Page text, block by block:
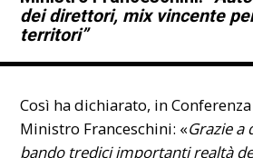
dei direttori, mix vincente
territori”
Così ha dichiarato, in
Ministro Franceschini: «Grazie a
bando tredici importanti realtà